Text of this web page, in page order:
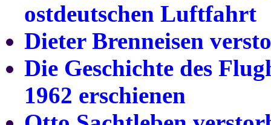
ostdeutschen Luftfahrt
Dieter Brenneisen
Die Geschichte des
1962 erschienen